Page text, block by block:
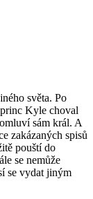
světa. Po
Kyle choval
sám král. A
zakázaných spisů
pouští do
se nemůže
se vydat jiným